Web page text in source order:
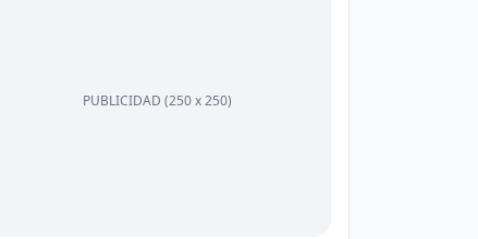
PUBLICIDAD (250 x 250)